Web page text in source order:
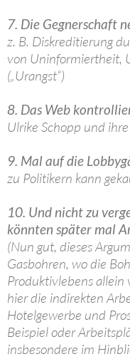
7. Die Gegnerschaft
z. B. Diskreditierung
von Uninformiertheit,
(„Urangst“)
8. Das Web
Ulrike Schopp und
9. Mal auf die
zu Politikern kann
10. Und nicht zu
könnten später mal
(Nun gut, dieses
Gasbohren, wo die
Produktivlebens allein
hier die indirekten
Hotelgewerbe und
Beispiel oder
insbesondere im